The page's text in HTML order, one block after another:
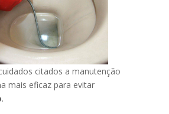
citados a manutenção
mais eficaz para evitar
.